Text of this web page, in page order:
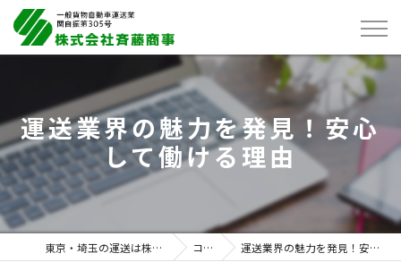
運送業界の魅力を発見！安心
して働ける理由
東京・埼玉の運送は株式会社斉藤商事 コラム 運送業界の魅力を発見！安心して働ける理由